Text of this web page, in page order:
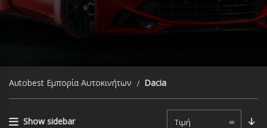
Autobest Εμπορία Αυτοκινήτων Dacia
Show sidebar Τιμή